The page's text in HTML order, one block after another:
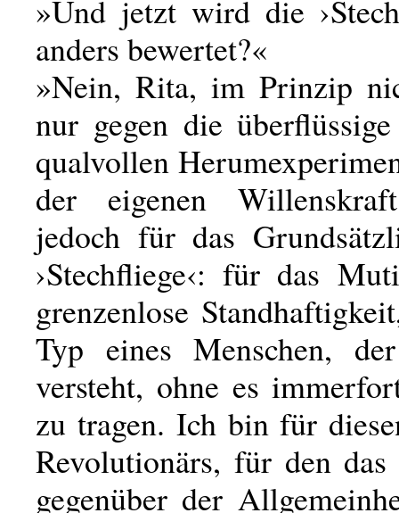
»Und jetzt wird die
anders bewertet?«
»Nein, Rita, im Prinzip
nur gegen die
qualvollen
der eigenen
jedoch für das
›Stechfliege‹: für das
grenzenlose
Typ eines Menschen,
versteht, ohne es
zu tragen. Ich bin für
Revolutionärs, für den das
gegenüber der